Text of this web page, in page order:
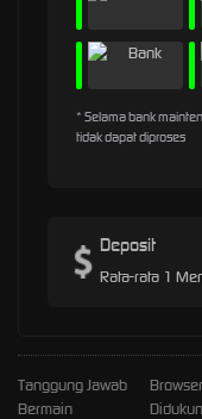
* Selama bank
tidak dapat diproses
Deposit
Rata-rata 1
Tanggung Jawab
Bermain